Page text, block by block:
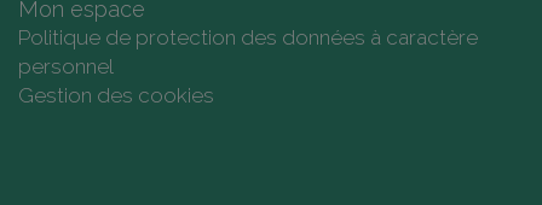
Mon espace
Politique de protection des données à caractère
personnel
Gestion des cookies